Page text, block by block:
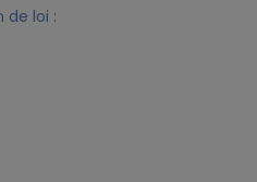
de loi :